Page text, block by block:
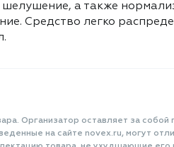
шелушение, а также
Средство легко
Организатор оставляет за
на сайте novex.ru, могут